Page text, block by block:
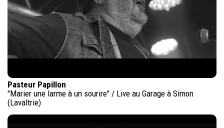
Pasteur Papillon
"Marier une larme à un sourire" / Live au Garage à Simon
(Lavaltrie)